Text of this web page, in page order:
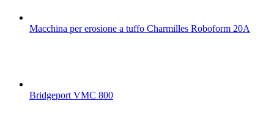
Macchina per erosione a tuffo Charmilles Roboform 20A
Bridgeport VMC 800